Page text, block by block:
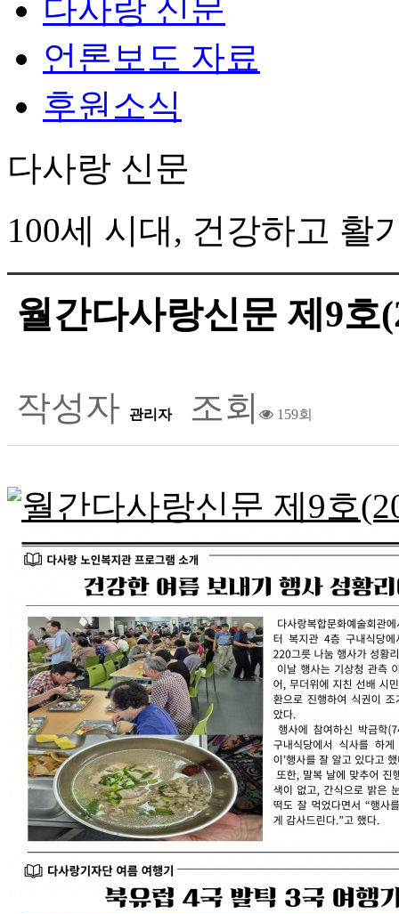
다사랑 신문
언론보도 자료
후원소식
다사랑 신문
100세 시대, 건강하고 활
월간다사랑신문 제9호
작성자 관리자 조회 159회